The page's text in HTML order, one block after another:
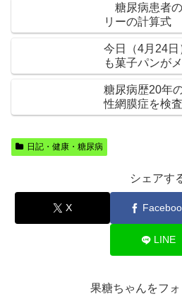
糖尿病患者
リーの計算式
今日（4月24
も菓子パンが
糖尿病歴20年
性網膜症を検
日記・健康・糖尿病
シェアす
X
LINE
果糖ちゃんをフ